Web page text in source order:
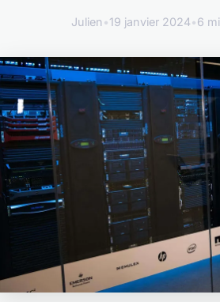
Julien•19 janvier 2024•6